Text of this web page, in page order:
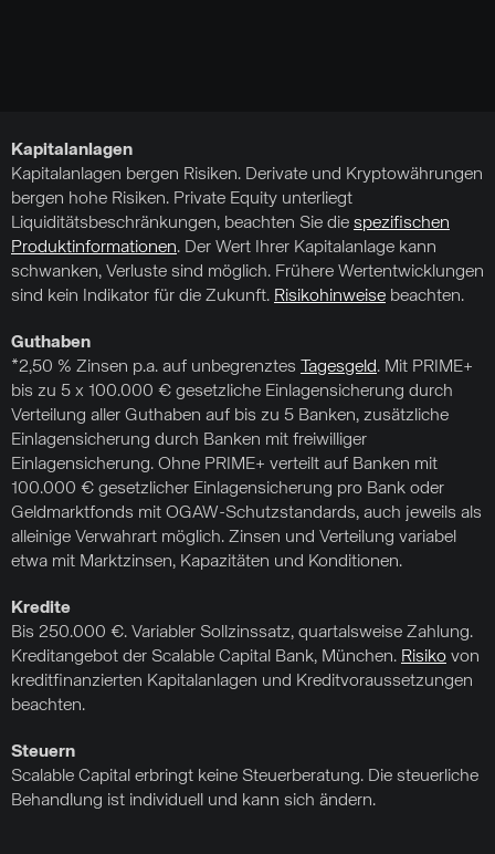
Kapitalanlagen
Kapitalanlagen bergen Risiken. Derivate und Kryptowährungen
bergen hohe Risiken. Private Equity unterliegt
Liquiditätsbeschränkungen, beachten Sie die spezifischen
Produktinformationen. Der Wert Ihrer Kapitalanlage kann
schwanken, Verluste sind möglich. Frühere Wertentwicklungen
sind kein Indikator für die Zukunft. Risikohinweise beachten.
Guthaben
*2,50 % Zinsen p.a. auf unbegrenztes
Tagesgeld. Mit PRIME+
bis zu 5 x 100.000 € gesetzliche Einlagensicherung durch
Verteilung aller Guthaben auf bis zu 5 Banken, zusätzliche
Einlagensicherung durch Banken mit freiwilliger
Einlagensicherung. Ohne PRIME+ verteilt auf Banken mit
100.000 € gesetzlicher Einlagensicherung pro Bank oder
Geldmarktfonds mit OGAW-Schutzstandards, auch jeweils als
alleinige Verwahrart möglich. Zinsen und Verteilung variabel
etwa mit Marktzinsen, Kapazitäten und Konditionen.
Kredite
Bis 250.000 €. Variabler Sollzinssatz, quartalsweise Zahlung.
Kreditangebot der Scalable Capital Bank, München. Risiko von
kreditfinanzierten Kapitalanlagen und Kreditvoraussetzungen
beachten.
Steuern
Scalable Capital erbringt keine Steuerberatung. Die steuerliche
Behandlung ist individuell und kann sich ändern.